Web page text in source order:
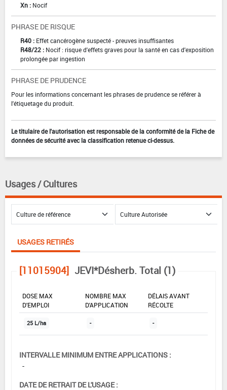
Xn : Nocif
PHRASE DE RISQUE
R40 : Effet cancérogène suspecté - preuves insuffisantes
R48/22 : Nocif : risque d'effets graves pour la santé en cas d'exposition
prolongée par ingestion
PHRASE DE PRUDENCE
Pour les informations concernant les phrases de prudence se référer à
l'étiquetage du produit.
Le titulaire de l'autorisation est responsable de la conformité de la Fiche de
données de sécurité avec la classification retenue ci-dessus.
Usages / Cultures
USAGES RETIRÉS
[11015904] JEVI*Désherb. Total (1)
DOSE MAX
D'EMPLOI
NOMBRE MAX
D'APPLICATION
DÉLAIS AVANT
RÉCOLTE
25 L/ha - -
INTERVALLE MINIMUM ENTRE APPLICATIONS :
-
DATE DE RETRAIT DE L'USAGE :